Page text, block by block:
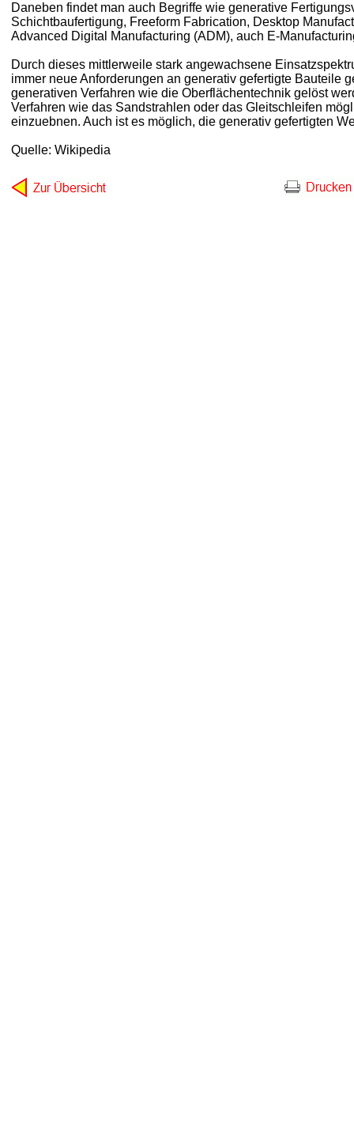
Daneben findet man auch Begriffe wie generative
Schichtbaufertigung, Freeform Fabrication, Desktop
Advanced Digital Manufacturing (ADM), auch E-
Durch dieses mittlerweile stark angewachsene
immer neue Anforderungen an generativ gefertigte Bauteile
generativen Verfahren wie die Oberflächentechnik gelöst
Verfahren wie das Sandstrahlen oder das Gleitschleifen
einzuebnen. Auch ist es möglich, die generativ gefertigten
Quelle: Wikipedia